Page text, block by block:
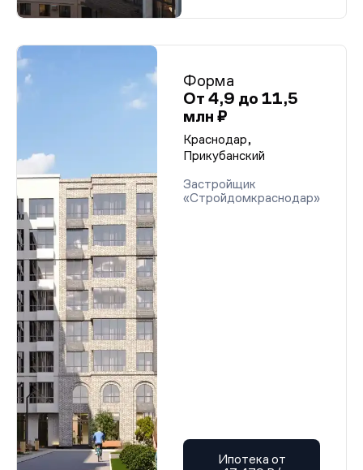
Форма
От 4,9 до 11,5
млн ₽
Краснодар,
Прикубанский
Застройщик
«Стройдомкраснодар»
Ипотека от